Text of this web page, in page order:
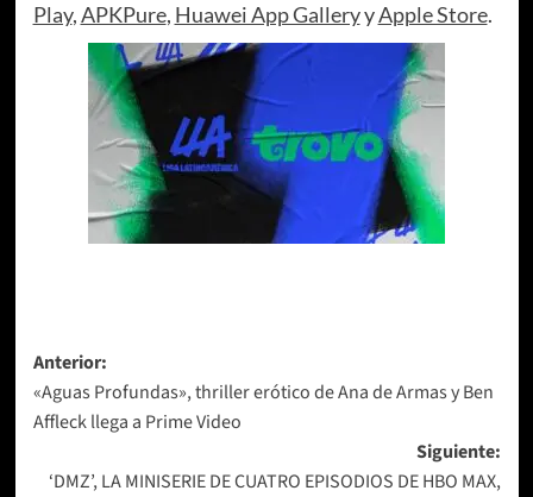
Play,APKPure, Huawei App GalleryyApple Store.
Navegación
de
entradas
Anterior:
«Aguas Profundas», thriller erótico de Ana de Armas y Ben
Affleck llega a Prime Video
Siguiente:
‘DMZ’, LA MINISERIE DE CUATRO EPISODIOS DE HBO MAX,